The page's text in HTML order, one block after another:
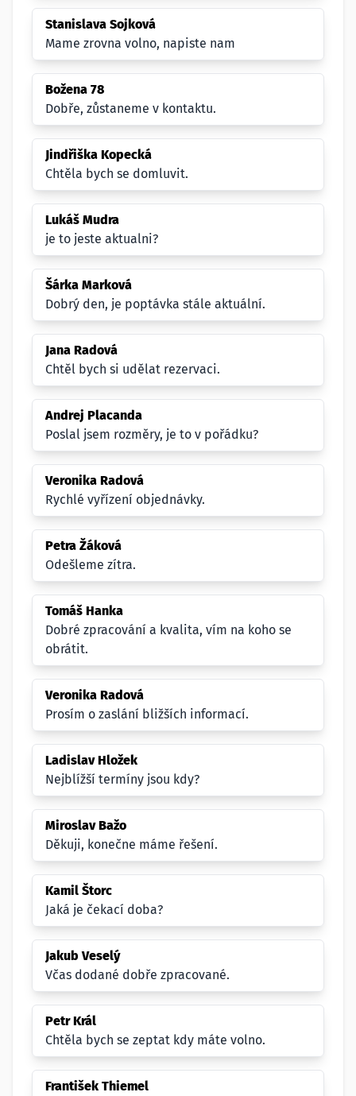
Stanislava Sojková
Mame zrovna volno, napiste nam
Božena 78
Dobře, zůstaneme v kontaktu.
Jindřiška Kopecká
Chtěla bych se domluvit.
Lukáš Mudra
je to jeste aktualni?
Šárka Marková
Dobrý den, je poptávka stále aktuální.
Jana Radová
Chtěl bych si udělat rezervaci.
Andrej Placanda
Poslal jsem rozměry, je to v pořádku?
Veronika Radová
Rychlé vyřízení objednávky.
Petra Žáková
Odešleme zítra.
Tomáš Hanka
Dobré zpracování a kvalita, vím na koho se
obrátit.
Veronika Radová
Prosím o zaslání bližších informací.
Ladislav Hložek
Nejblížší termíny jsou kdy?
Miroslav Bažo
Děkuji, konečne máme řešení.
Kamil Štorc
Jaká je čekací doba?
Jakub Veselý
Včas dodané dobře zpracované.
Petr Král
Chtěla bych se zeptat kdy máte volno.
František Thiemel